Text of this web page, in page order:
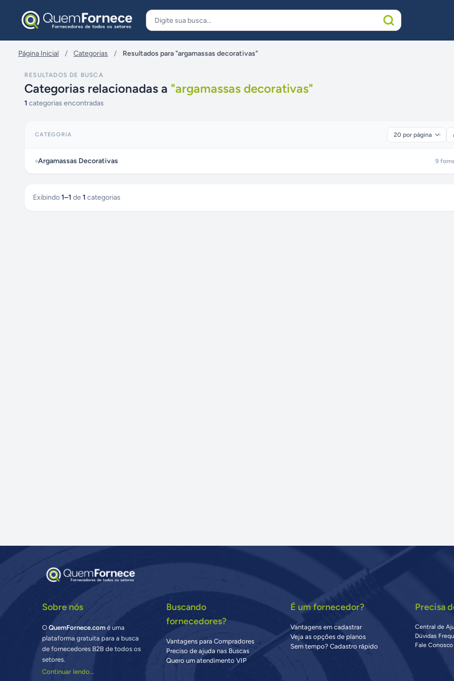
Página Inicial / Categorias / Resultados para "argamassas decorativas"
RESULTADOS DE BUSCA
Categorias relacionadas a "argamassas decorativas"
1 categorias encontradas
CATEGORIA
Argamassas Decorativas 9
Exibindo1–1 de 1 categorias
Sobre nós
OQuemFornece.com é uma
plataforma gratuita para a busca
de fornecedores B2B de todos os
setores.
Continuar lendo...
Buscando
fornecedores?
Vantagens para Compradores
Preciso de ajuda nas Buscas
Quero um atendimento VIP
É um fornecedor?
Vantagens em cadastrar
Veja as opções de planos
Sem tempo? Cadastro rápido
Precisa
Central de
Dúvidas
Fale Conosco